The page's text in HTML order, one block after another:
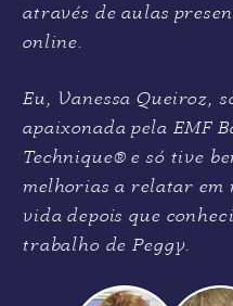
através de aulas
online.
Eu, Vanessa Queiroz,
apaixonada pela EMF
Technique® e só tive
melhorias a relatar em
vida depois que
trabalho de Peggy.